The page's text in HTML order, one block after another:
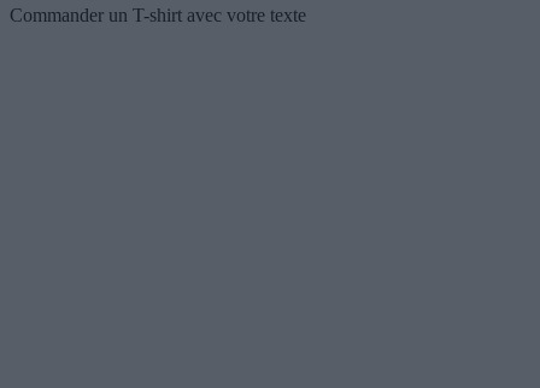
Commander un T-shirt avec votre texte